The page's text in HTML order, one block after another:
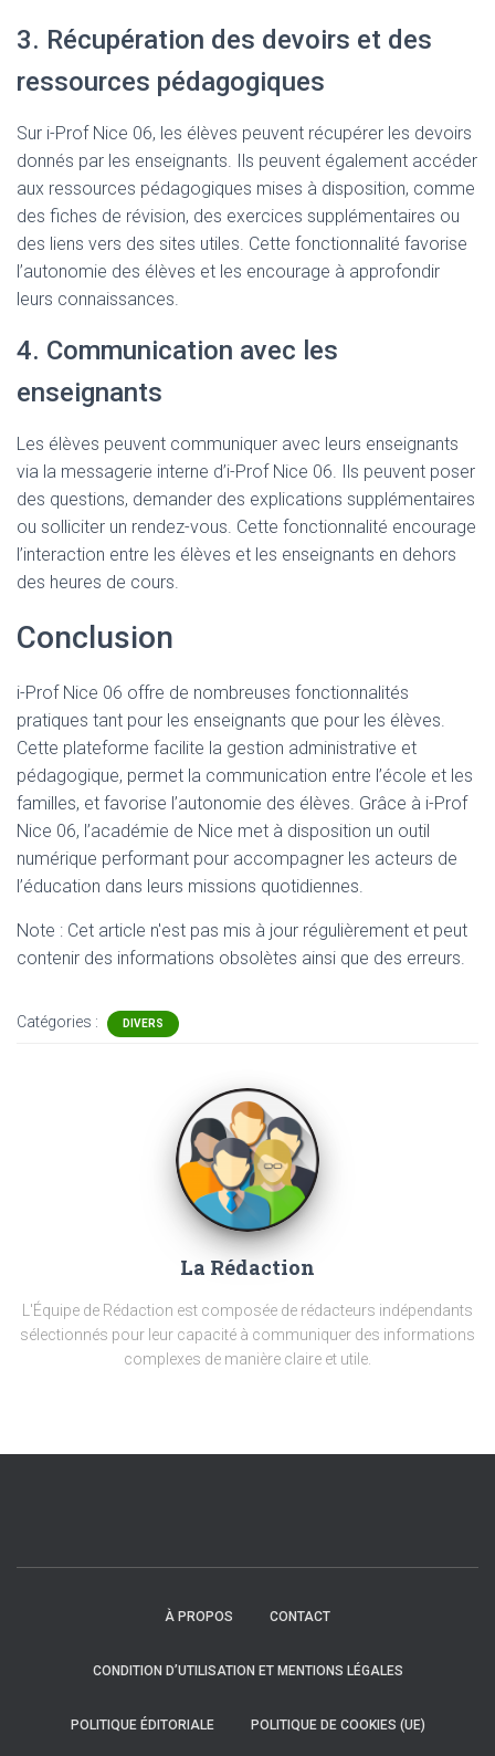
3. Récupération des devoirs et des
ressources pédagogiques
Sur i-Prof Nice 06, les élèves peuvent récupérer les devoirs
donnés par les enseignants. Ils peuvent également accéder
aux ressources pédagogiques mises à disposition, comme
des fiches de révision, des exercices supplémentaires ou
des liens vers des sites utiles. Cette fonctionnalité favorise
l’autonomie des élèves et les encourage à approfondir
leurs connaissances.
4. Communication avec les
enseignants
Les élèves peuvent communiquer avec leurs enseignants
via la messagerie interne d’i-Prof Nice 06. Ils peuvent poser
des questions, demander des explications supplémentaires
ou solliciter un rendez-vous. Cette fonctionnalité encourage
l’interaction entre les élèves et les enseignants en dehors
des heures de cours.
Conclusion
i-Prof Nice 06 offre de nombreuses fonctionnalités
pratiques tant pour les enseignants que pour les élèves.
Cette plateforme facilite la gestion administrative et
pédagogique, permet la communication entre l’école et les
familles, et favorise l’autonomie des élèves. Grâce à i-Prof
Nice 06, l’académie de Nice met à disposition un outil
numérique performant pour accompagner les acteurs de
l’éducation dans leurs missions quotidiennes.
Note : Cet article n'est pas mis à jour régulièrement et peut
contenir des informations obsolètes ainsi que des erreurs.
Catégories : DIVERS
La Rédaction
L'Équipe de Rédaction est composée de rédacteurs indépendants
sélectionnés pour leur capacité à communiquer des informations
complexes de manière claire et utile.
À PROPOS CONTACT
CONDITION D’UTILISATION ET MENTIONS LÉGALES
POLITIQUE ÉDITORIALE POLITIQUE DE COOKIES (UE)